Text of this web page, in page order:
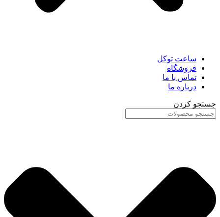
ساعت توکل
فروشگاه
تماس با ما
درباره ما
جستجو کردن